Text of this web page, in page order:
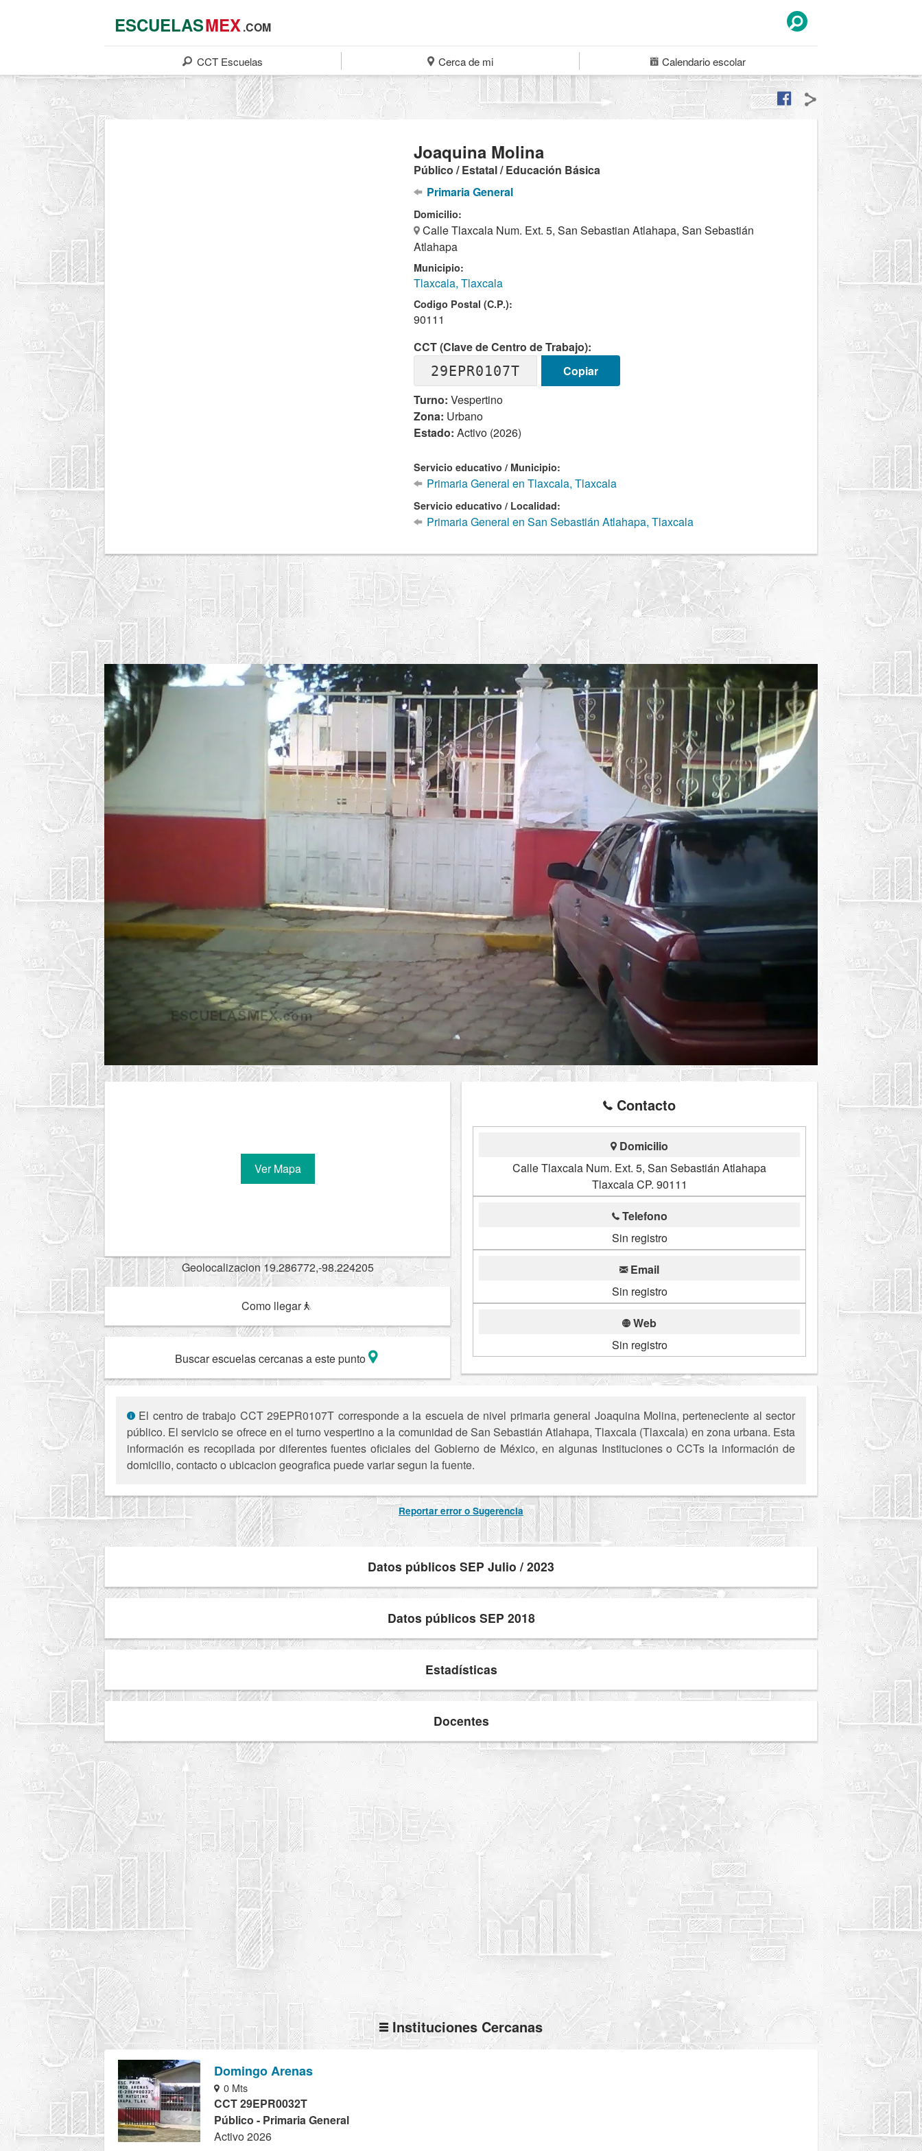
ESCUELASMEX.COM
CCT Escuelas Cerca de mi Calendarioescolar
Joaquina Molina
Público / Estatal / Educación Básica
Primaria General
Domicilio:
Calle Tlaxcala Num. Ext. 5, San Sebastian Atlahapa, San Sebastián
Atlahapa
Municipio:
Tlaxcala, Tlaxcala
Codigo Postal (C.P.):
90111
CCT (Clave de Centro de Trabajo):
29EPR0107T
Copiar
Turno: Vespertino
Zona: Urbano
Estado: Activo (2026)
Servicio educativo / Municipio:
Primaria General en Tlaxcala, Tlaxcala
Servicio educativo / Localidad:
Primaria General en San Sebastián Atlahapa, Tlaxcala
Ver Mapa
Geolocalizacion 19.286772,-98.224205
Como llegar
Buscar escuelas cercanas a este punto
Contacto
Domicilio
Calle Tlaxcala Num. Ext. 5, San Sebastián Atlahapa
Tlaxcala CP. 90111
Telefono
Sin registro
Email
Sin registro
Web
Sin registro
El centro de trabajo CCT 29EPR0107T corresponde a la escuela de nivel primaria general Joaquina Molina, perteneciente al sector
público. El servicio se ofrece en el turno vespertino a la comunidad de San Sebastián Atlahapa, Tlaxcala (Tlaxcala) en zona urbana. Esta
información es recopilada por diferentes fuentes oficiales del Gobierno de México, en algunas Instituciones o CCTs la información de
domicilio, contacto o ubicacion geografica puede variar segun la fuente.
Reportar error o Sugerencia
Datos públicos SEP Julio / 2023
Datos públicos SEP 2018
Estadísticas
Docentes
Instituciones Cercanas
Domingo Arenas
0 Mts
CCT 29EPR0032T
Público - Primaria General
Activo 2026